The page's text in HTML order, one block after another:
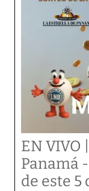
EN VIVO
Panamá
de este 5